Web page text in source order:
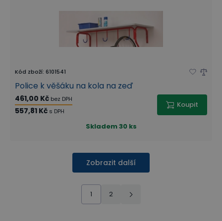
Kód zboží: 6101541
Police k věšáku na kola na zeď
461,00 Kč bez DPH
557,81 Kč s DPH
Koupit
Skladem30 ks
Zobrazit další
1 2